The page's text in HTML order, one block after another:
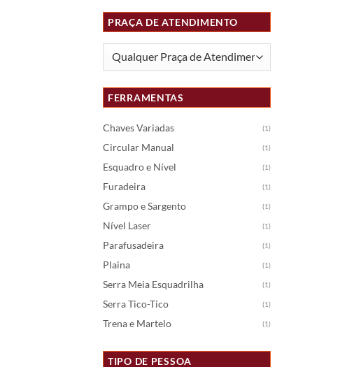
PRAÇA DE ATENDIMENTO
FERRAMENTAS
Chaves Variadas (1)
Circular Manual (1)
Esquadro e Nível (1)
Furadeira (1)
Grampo e Sargento (1)
Nível Laser (1)
Parafusadeira (1)
Plaina (1)
Serra Meia Esquadrilha (1)
Serra Tico-Tico (1)
Trena e Martelo (1)
TIPO DE PESSOA